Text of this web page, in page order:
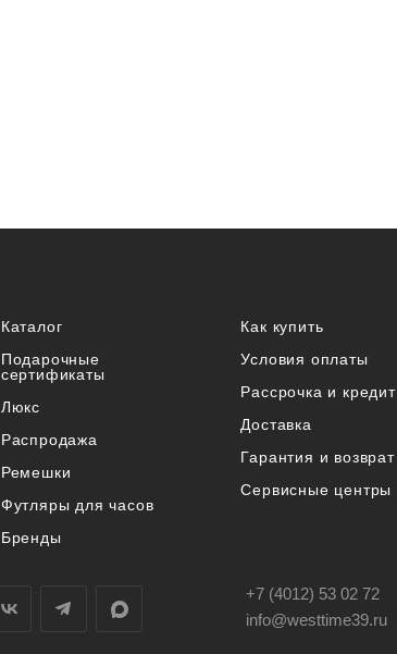
Каталог
Подарочные
сертификаты
Люкс
Распродажа
Ремешки
Футляры для часов
Бренды
Как купить
Условия оплаты
Рассрочка и кредит
Доставка
Гарантия и возврат
Сервисные центры
+7 (4012) 53 02 72
info@westtime39.ru